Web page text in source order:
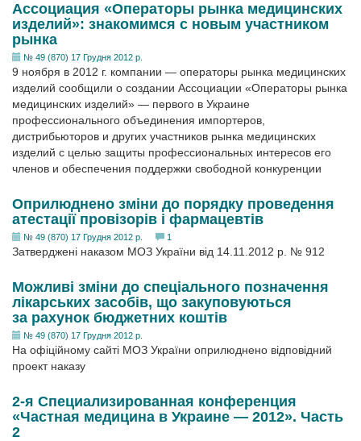
Ассоциация «Операторы рынка медицинских
изделий»: знакомимся с новым участником
рынка
№ 49 (870) 17 Грудня 2012 р.
9 ноября в 2012 г. компании — операторы рынка медицинских
изделий сообщили о создании Ассоциации «Операторы рынка
медицинских изделий» — первого в Украине
профессионального объединения импортеров,
дистрибьюторов и других участников рынка медицинских
изделий с целью защиты профессиональных интересов его
членов и обеспечения поддержки свободной конкуренции
Оприлюднено зміни до порядку проведення
атестації провізорів і фармацевтів
№ 49 (870) 17 Грудня 2012 р. 1
Затверджені наказом МОЗ України від 14.11.2012 р. № 912
Можливі зміни до спеціального позначення
лікарських засобів, що закуповуються
за рахунок бюджетних коштів
№ 49 (870) 17 Грудня 2012 р.
На офіційному сайті МОЗ України оприлюднено відповідний
проект наказу
2-я Специализированная конференция
«Частная медицина в Украине — 2012». Часть
2